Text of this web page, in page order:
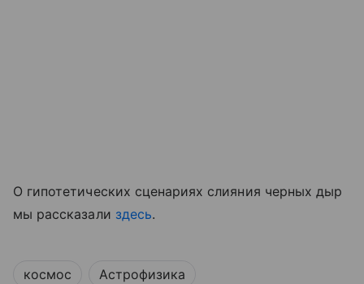
О гипотетических сценариях слияния черных дыр
мы рассказали здесь.
космос Астрофизика